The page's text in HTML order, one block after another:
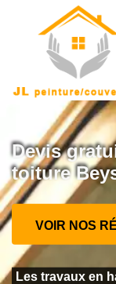
Devis
toiture
VOIR NOS
Les travaux en